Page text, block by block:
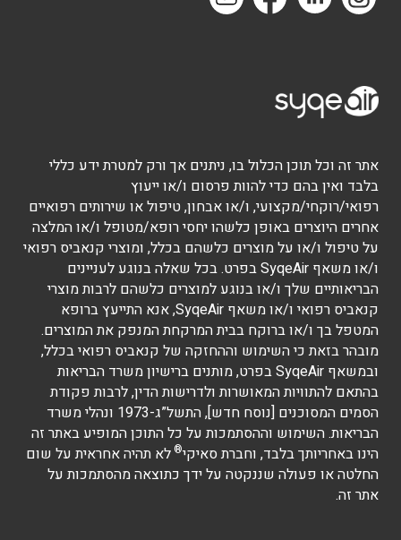
אתר זה וכל תוכן הכלול בו, ניתנים אך ורק למטרת ידע כללי
בלבד ואין בהם כדי להוות פרסום ו/או ייעוץ
רפואי/רוקחי/מקצועי, ו/או אבחון, טיפול או שירותים רפואיים
אחרים היוצרים באופן כלשהו יחסי רופא/מטופל ו/או המלצה
על טיפול ו/או על מוצרים כלשהם בכלל, ומוצרי קנאביס רפואי
ו/או משאף SyqeAir בפרט. בכל שאלה בנוגע לעניינים
הבריאותיים שלך ו/או בנוגע למוצרים כלשהם לרבות מוצרי
קנאביס רפואי ו/או משאף SyqeAir, אנא התייעץ ברופא
המטפל בך ו/או ברוקח בבית המרקחת המנפק את המוצרים.
מובהר בזאת כי השימוש וההחזקה של קנאביס רפואי בכלל,
ובמשאף SyqeAir בפרט, מותנים ברישיון משרד הבריאות
בהתאם להתוויות המאושרות ולדרישות הדין, לרבות פקודת
הסמים המסוכנים [נוסח חדש], התשל”ג-1973 ונהלי משרד
הבריאות. השימוש וההסתמכות על כל התוכן המופיע באתר זה
הינו באחריותך בלבד, וחברת סאיקי® לא תהיה אחראית על שום
החלטה או פעולה שננקטה על ידך כתוצאה מהסתמכות על
אתר זה.